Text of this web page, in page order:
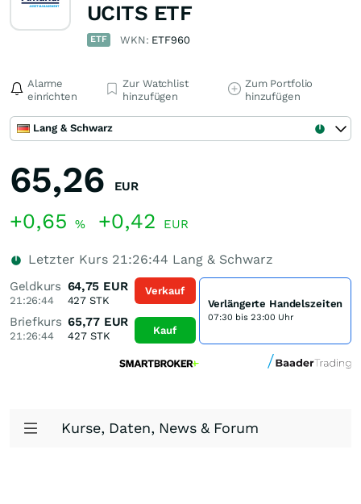
UCITS ETF
ETF WKN: ETF960
Alarme
einrichten
Zur Watchlist
hinzufügen
Zum Portfolio
hinzufügen
Lang & Schwarz
65,26 EUR
+0,65 % +0,42 EUR
Letzter Kurs 21:26:44 Lang & Schwarz
Geldkurs
21:26:44
64,75 EUR
427 STK
Briefkurs
21:26:44
65,77 EUR
427STK
Verkauf
Kauf
Verlängerte Handelszeiten
07:30 bis 23:00 Uhr
Kurse, Daten, News & Forum